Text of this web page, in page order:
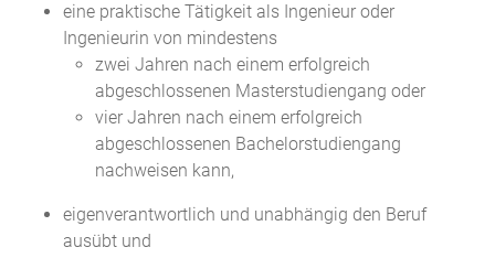
eine praktische Tätigkeit als Ingenieur oder
Ingenieurin von mindestens
zwei Jahren nach einem erfolgreich
abgeschlossenen Masterstudiengang oder
vier Jahren nach einem erfolgreich
abgeschlossenen Bachelorstudiengang
nachweisen kann,
eigenverantwortlich und unabhängig den Beruf
ausübt und